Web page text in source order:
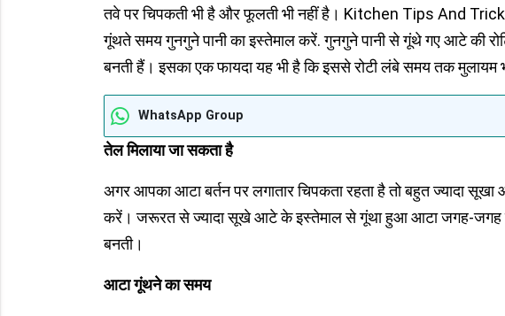
तवे पर चिपकती भी है और फूलती भी नहीं है। Kitchen Tips And
गूंथते समय गुनगुने पानी का इस्तेमाल करें. गुनगुने पानी से गूंथे गए आटे की
बनती हैं। इसका एक फायदा यह भी है कि इससे रोटी लंबे समय तक मुलायम
WhatsApp Group
तेल मिलाया जा सकता है
अगर आपका आटा बर्तन पर लगातार चिपकता रहता है तो बहुत ज्यादा
करें। जरूरत से ज्यादा सूखे आटे के इस्तेमाल से गूंथा हुआ आटा जगह-जगह
बनती।
आटा गूंथने का समय